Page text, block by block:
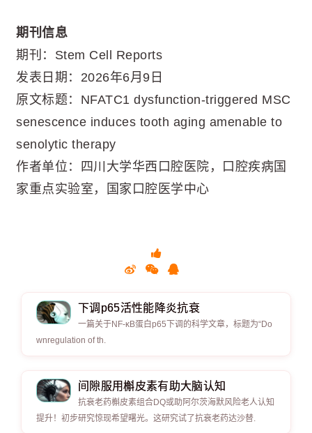
期刊信息
期刊：Stem Cell Reports
发表日期：2026年6月9日
原文标题：NFATC1 dysfunction-triggered MSC
senescence induces tooth aging amenable to
senolytic therapy
作者单位：四川大学华西口腔医院，口腔疾病国
家重点实验室，国家口腔医学中心
下调p65活性能降炎抗衰
一篇关于NF-κB蛋白p65下调的科学文章，标题为“Do
wnregulation of th.
间隙服用槲皮素有助大脑认知
抗衰老药槲皮素组合DQ或助阿尔茨海默风险老人认知
提升！初步研究惊现希望曙光。这研究试了抗衰老药达沙替.